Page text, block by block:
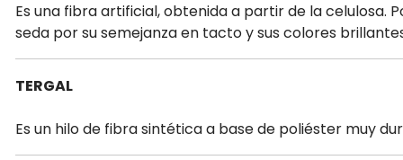
Es una fibra artificial, obtenida a partir de la celulosa.
seda por su semejanza en tacto y sus colores
TERGAL
Es un hilo de fibra sintética a base de poliéster muy